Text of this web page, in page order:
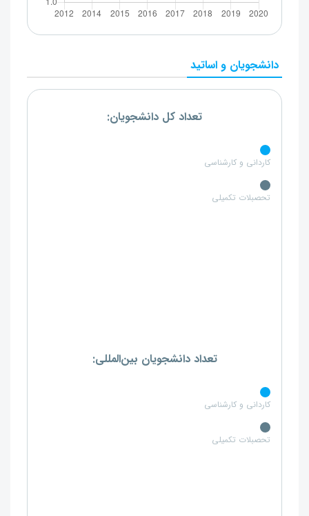
دانشجویان و اساتید
تعداد کل دانشجویان:
کاردانی و کارشناسی
تحصبلات تکمیلی
تعداد دانشجویان بین‌المللی:
کاردانی و کارشناسی
تحصبلات تکمیلی